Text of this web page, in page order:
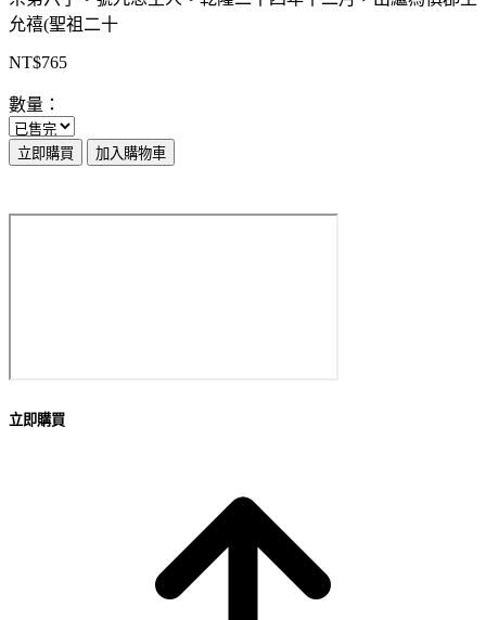
允禧(聖祖二十
NT$765
數量：
立即購買 加入購物車
立即購買